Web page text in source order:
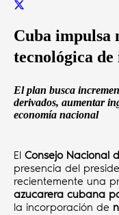
Cuba impulsa
tecnológica
El plan busca
derivados, aumentar
economía nacional
El Consejo Nacional
presencia del
recientemente una
azucarera cubana
la incorporación de